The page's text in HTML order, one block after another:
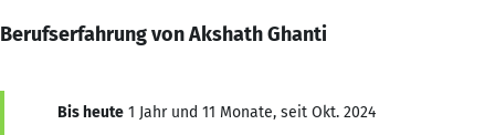
Berufserfahrung von Akshath Ghanti
Bis heute 1 Jahr und 11 Monate, seit Okt. 2024